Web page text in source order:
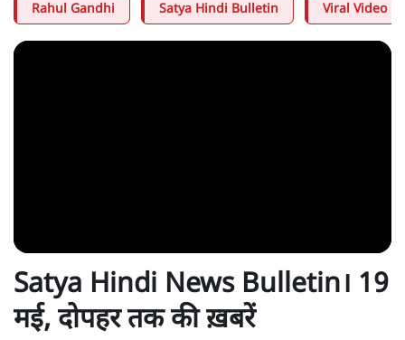
Rahul Gandhi Satya Hindi Bulletin Viral Video
Satya Hindi News Bulletin। 19
मई, दोपहर तक की ख़बरें